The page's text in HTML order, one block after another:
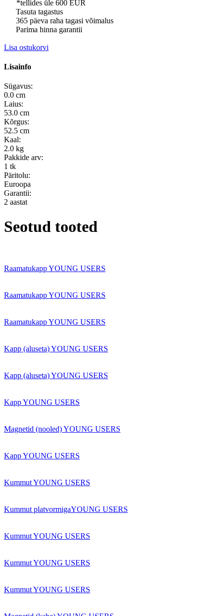
*tellides üle 600 EUR
Tasuta tagastus
365 päeva raha tagasi võimalus
Parima hinna garantii
Lisa ostukorvi
Lisainfo
Sügavus:
0.0 cm
Laius:
53.0 cm
Kõrgus:
52.5 cm
Kaal:
2.0 kg
Pakkide arv:
1 tk
Päritolu:
Euroopa
Garantii:
2 aastat
Seotud tooted
Raamatukapp YOUNG USERS
Raamatukapp YOUNG USERS
Raamatukapp YOUNG USERS
Kapp (aluseta) YOUNG USERS
Kapp (aluseta) YOUNG USERS
Kapp YOUNG USERS
Magnetid (nooled) YOUNG USERS
Kapp YOUNG USERS
Kummut YOUNG USERS
Kummut platvormigaYOUNG USERS
Kummut YOUNG USERS
Kummut YOUNG USERS
Kummut YOUNG USERS